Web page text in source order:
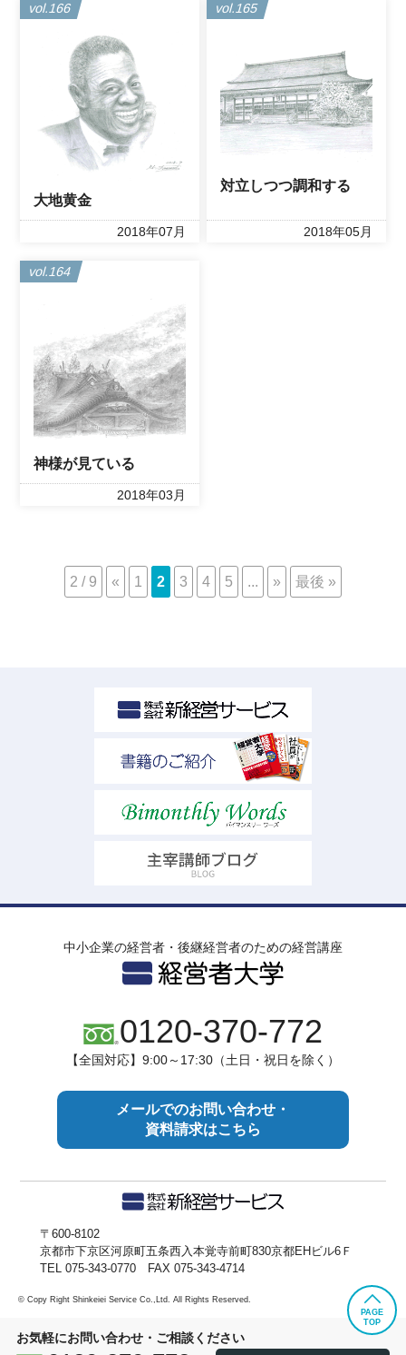
vol.166
大地黄金
2018年07月
vol.165
対立しつつ調和する
2018年05月
vol.164
神様が見ている
2018年03月
2 / 9 « 1 2 3 4 5 ... » 最後 »
中小企業の経営者・後継経営者のための経営講座
0120-370-772
【全国対応】9:00～17:30（土日・祝日を除く）
メールでのお問い合わせ・
資料請求はこちら
〒600-8102
京都市下京区河原町五条西入本覚寺前町830京都EHビル6Ｆ
TEL 075-343-0770 FAX 075-343-4714
© Copy Right Shinkeiei Service Co.,Ltd. All Rights Reserved.
PAGE
TOP
お気軽にお問い合わせ・ご相談ください